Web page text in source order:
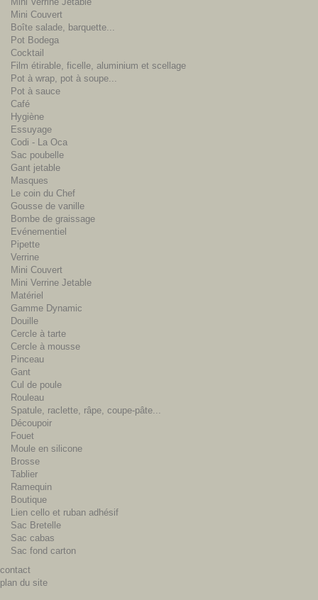
Mini Couvert
Boîte salade, barquette...
Pot Bodega
Cocktail
Film étirable, ficelle, aluminium et scellage
Pot à wrap, pot à soupe...
Pot à sauce
Café
Hygiène
Essuyage
Codi - La Oca
Sac poubelle
Gant jetable
Masques
Le coin du Chef
Gousse de vanille
Bombe de graissage
Evénementiel
Pipette
Verrine
Mini Couvert
Mini Verrine Jetable
Matériel
Gamme Dynamic
Douille
Cercle à tarte
Cercle à mousse
Pinceau
Gant
Cul de poule
Rouleau
Spatule, raclette, râpe, coupe-pâte...
Découpoir
Fouet
Moule en silicone
Brosse
Tablier
Ramequin
Boutique
Lien cello et ruban adhésif
Sac Bretelle
Sac cabas
Sac fond carton
contact
plan du site